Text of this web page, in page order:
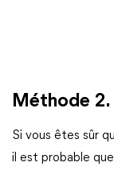
Méthode 2.
Si vous êtes sûr
il est probable